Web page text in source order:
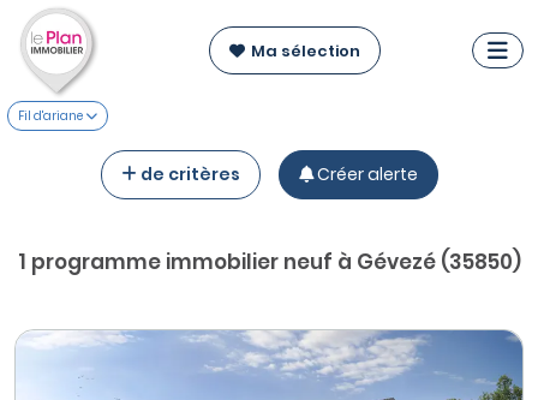
Ma sélection
Fil d'ariane
de critères Créer alerte
1 programme immobilier neuf à Gévezé (35850)